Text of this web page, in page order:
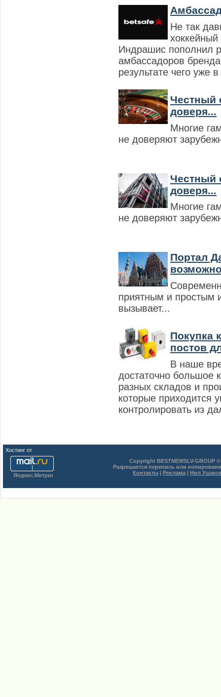
Не так
Индрашис пополнил
амбассадоров
результате чего уже
Честный
доверя...
Многие
не доверяют
Честный
доверя...
Многие
не доверяют
Портал
приятным и простым
вызывает...
Покупка
постов
В наше
достаточно большое
разных складов и
которые приходится
контролировать из
Хостинг от
Copyright BESTNEWSLV-GROUP
Разрешается перепись или
Контакты | Реклама | Нил